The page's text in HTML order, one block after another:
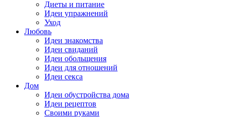
Диеты и питание
Идеи упражнений
Уход
Любовь
Идеи знакомства
Идеи свиданий
Идеи обольщения
Идеи для отношений
Идеи секса
Дом
Идеи обустройства дома
Идеи рецептов
Своими руками